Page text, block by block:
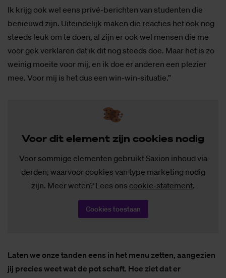
Ik krijg ook wel eens privé-berichten van studenten die
benieuwd zijn. Uiteindelijk maken die reacties het ook nog
steeds leuk om te doen, al zijn er ook wel mensen die me
voor gek verklaren dat ik dit nog steeds doe. Maar het is zo
weinig moeite voor mij, en ik doe er anderen een plezier
mee. Voor mij is het dus een win-win-situatie.”
Voor dit ele­ment zijn coo­kies no­dig
Voor sommige elementen gebruikt Saxion inhoud via
derden, waarvoor cookies van type marketing nodig
zijn. Meer weten? Lees ons cookie-statement.
Cookies toestaan
Laten we onze tanden eens in het menu zetten, aangezien
jij precies weet wat de pot schaft. Hoe ziet dat er